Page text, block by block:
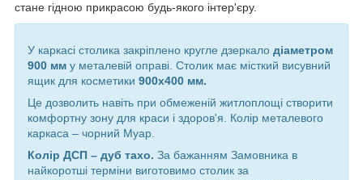
стане гідною прикрасою будь-якого інтер'єру.
У каркасі столика закріплено кругле дзеркало діаметром
900 мм у металевій оправі. Столик має місткий висувний
ящик для косметики 900х400 мм.
Це дозволить навіть при обмеженій житлоплощі створити
комфортну зону для краси і здоров'я. Колір металевого
каркаса – чорний Муар.
Колір ДСП – дуб тахо. За бажанням Замовника в
найкоротші терміни виготовимо столик за